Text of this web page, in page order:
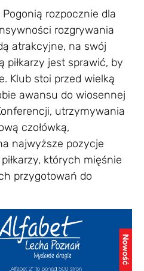
rozpocznie dla
rozgrywania
atrakcyjne, na swój
piłkarzy jest sprawić, by
Klub stoi przed wielką
awansu do wiosennej
utrzymywania
czołówką,
najwyższe pozycje
których mięśnie
przygotowań do